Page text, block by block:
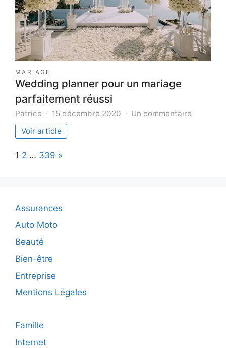
contrôle
technique
MARIAGE
Wedding planner pour un mariage
parfaitement réussi
Patrice 15 décembre 2020 Un commentaire
Voir article
Page:
1 2 … 339 Next
»
Assurances
Auto Moto
Beauté
Bien-être
Entreprise
Mentions Légales
Famille
Internet